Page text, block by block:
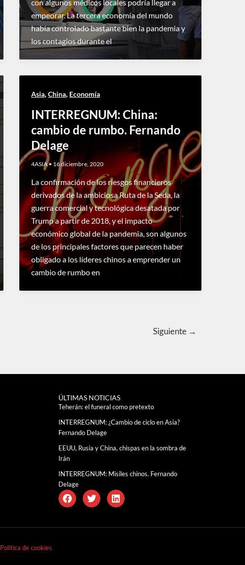
con algunos médicos locales podría llegar a
empeorar. La tercera economía del mundo
había controlado bastante bien la pandemia y
los contagios durante el
Asia, China, Economía
INTERREGNUM: China:
cambio de rumbo. Fernando
Delage
4ASIA• 16 diciembre, 2020
La confirmación de los riesgos financieros
derivados de la ambiciosa Ruta de la Seda, la
guerra comercial y tecnológica desatada por
Trump a partir de 2018, y el impacto
económico global de la pandemia, son algunos
de los principales factores que parecen haber
obligado a los líderes chinos a emprender un
cambio de rumbo en
Siguiente →
ÚLTIMAS NOTICIAS
Teherán: el funeral como pretexto
INTERREGNUM: ¿Cambio de ciclo en Asia?
Fernando Delage
EEUU, Rusia y China, chispas en la sombra de
Irán
INTERREGNUM: Misiles chinos. Fernando
Delage
Política de cookies